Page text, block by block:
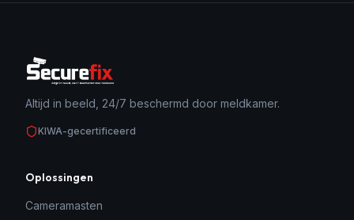
Altijd in beeld, 24/7 beschermd door meldkamer.
KIWA-gecertificeerd
Oplossingen
Cameramasten